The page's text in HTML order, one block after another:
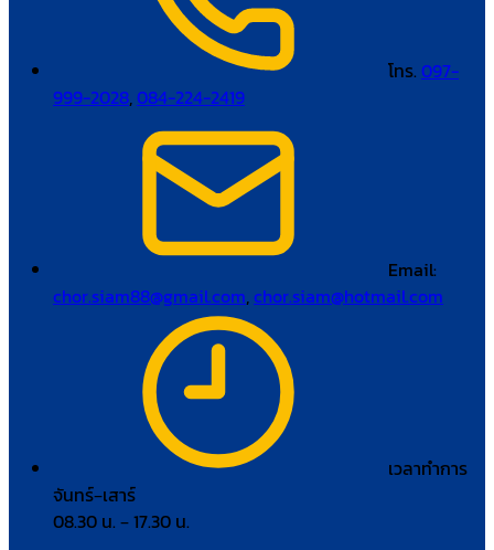
โทร. 097-
999-2028,084-224-2419
Email:
chor.siam88@gmail.com,chor.siam@hotmail.com
เวลาทำการ
จันทร์–เสาร์
08.30 น. – 17.30 น.